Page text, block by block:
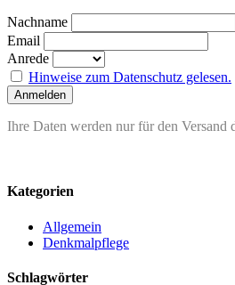
Nachname
Email
Anrede
Hinweise zum Datenschutz gelesen.
Ihre Daten werden nur für den Versand
Kategorien
Allgemein
Denkmalpflege
Schlagwörter